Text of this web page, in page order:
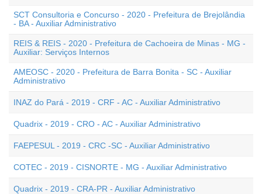
SCT Consultoria e Concurso - 2020 - Prefeitura de Brejolândia
- BA - Auxiliar Administrativo
REIS & REIS - 2020 - Prefeitura de Cachoeira de Minas - MG -
Auxiliar: Serviços Internos
AMEOSC - 2020 - Prefeitura de Barra Bonita - SC - Auxiliar
Administrativo
INAZ do Pará - 2019 - CRF - AC - Auxiliar Administrativo
Quadrix - 2019 - CRO - AC - Auxiliar Administrativo
FAEPESUL - 2019 - CRC -SC - Auxiliar Administrativo
COTEC - 2019 - CISNORTE - MG - Auxiliar Administrativo
Quadrix - 2019 - CRA-PR - Auxiliar Administrativo